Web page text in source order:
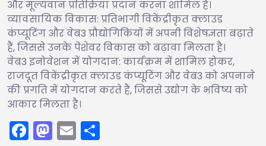
और मूल्यवान प्रतिक्रिया प्रदान करना शामिल है।
व्यावसायिक विकास: प्रतिभागी विकेंद्रीकृत क्लाउड
कंप्यूटिंग और वेब3 प्रौद्योगिकियों में अपनी विशेषज्ञता बढ़ाते
हैं, जिससे उनके पेशेवर विकास को बढ़ावा मिलता है।
वेब3 इनोवेशन में योगदान: कार्यक्रम में शामिल होकर,
राजदूत विकेंद्रीकृत क्लाउड कंप्यूटिंग और वेब3 को अपनाने
की प्रगति में योगदान करते हैं, जिससे उद्योग के भविष्य को
आकार मिलता है।
Facebook
Mastodon
Email